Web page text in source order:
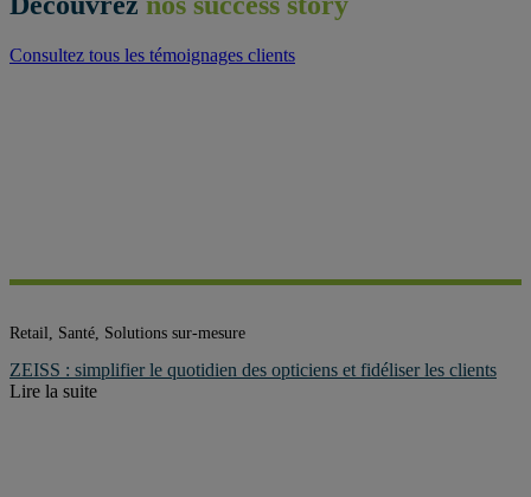
Consultez tous les témoignages clients
Retail, Santé, Solutions sur-mesure
ZEISS : simplifier le quotidien des opticiens et fidéliser les clients
Lire la suite